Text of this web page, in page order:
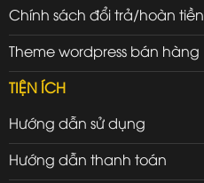
Chính sách đổi trả/hoàn tiền
Theme wordpress bán hàng
TIỆN ÍCH
Hướng dẫn sử dụng
Hướng dẫn thanh toán